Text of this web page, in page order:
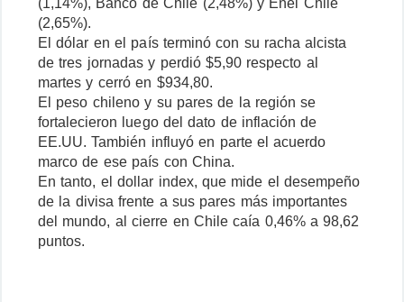
(2,65%).
El dólar en el país terminó con su racha alcista
de tres jornadas y perdió $5,90 respecto al
martes y cerró en $934,80.
El peso chileno y su pares de la región se
fortalecieron luego del dato de inflación de
EE.UU. También influyó en parte el acuerdo
marco de ese país con China.
En tanto, el dollar index, que mide el desempeño
de la divisa frente a sus pares más importantes
del mundo, al cierre en Chile caía 0,46% a 98,62
puntos.